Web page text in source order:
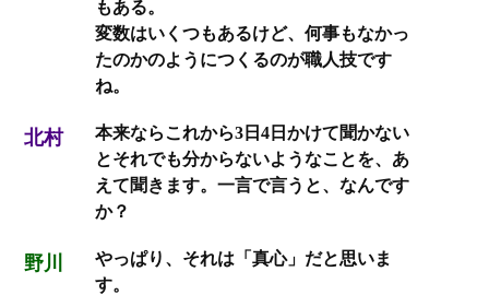
もある。
変数はいくつもあるけど、何事もなかっ
たのかのようにつくるのが職人技です
ね。
北村
本来ならこれから3日4日かけて聞かない
とそれでも分からないようなことを、あ
えて聞きます。一言で言うと、なんです
か？
野川
やっぱり、それは「真心」だと思いま
す。